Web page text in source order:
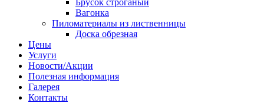
Брусок строганый
Вагонка
Пиломатериалы из лиственницы
Доска обрезная
Цены
Услуги
Новости/Акции
Полезная информация
Галерея
Контакты